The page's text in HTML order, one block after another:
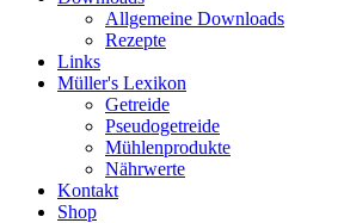
Allgemeine Downloads
Rezepte
Links
Müller's Lexikon
Getreide
Pseudogetreide
Mühlenprodukte
Nährwerte
Kontakt
Shop